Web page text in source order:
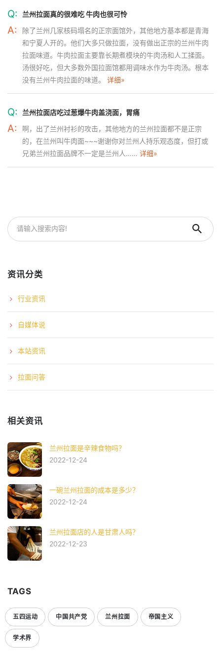
Q: 兰州拉面真的很难吃 牛肉也很可怜
A:
除了兰州几家核码塌名的正宗面馆外，其他地方基本都是青海
和宁夏人开的。他们大多只做拉面，没有做出正宗的兰州牛肉
拉面味道。牛肉拉面主要靠长期煮模块的牛肉汤和人工揉面。
汤很好吃，但大多数外国拉面馆都用调味水作为牛肉汤。根本
没有兰州牛肉拉面的味道。 详细»
Q: 兰州拉面店吃过葱爆牛肉盖浇面，胃痛
A:
啊，出了兰州衬衫的攻击，其他地方的兰州拉面都不是正宗
的，在兰州叫牛肉面~~~谢谢你对兰州人持乐观态度，但打或
兄弟兰州拉面品牌不一定是兰州人…… 详细»
资讯分类
行业资讯
自媒体说
本站资讯
拉面问答
相关资讯
兰州拉面是辛辣食物吗？
2022-12-24
一碗兰州拉面的成本是多少？
2022-12-24
兰州拉面店的人是甘肃人吗？
2022-12-23
TAGS
五四运动 中国共产党 兰州拉面 帝国主义
学术界